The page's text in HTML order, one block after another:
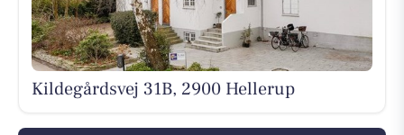
Kildegårdsvej 31B, 2900 Hellerup